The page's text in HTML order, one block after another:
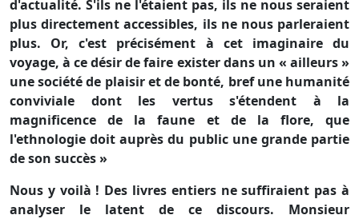
d'actualité. S'ils ne l'étaient pas, ils ne nous seraient
plus directement accessibles, ils ne nous parleraient
plus. Or, c'est précisément à cet imaginaire du
voyage, à ce désir de faire exister dans un « ailleurs »
une société de plaisir et de bonté, bref une humanité
conviviale dont les vertus s'étendent à la
magnificence de la faune et de la flore, que
l'ethnologie doit auprès du public une grande partie
de son succès »
Nous y voilà ! Des livres entiers ne suffiraient pas à
analyser le latent de ce discours. Monsieur